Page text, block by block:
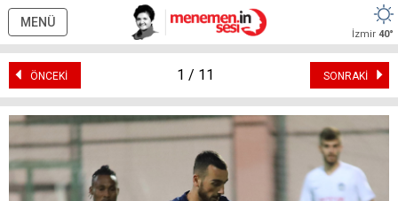
MENÜ
İzmir 40°
ÖNCEKİ SONRAKİ
1 / 11